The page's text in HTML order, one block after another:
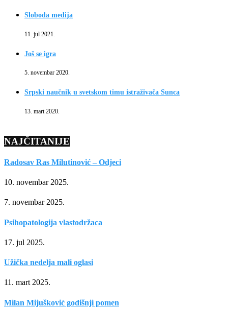
Sloboda medija
11. jul 2021.
Još se igra
5. novembar 2020.
Srpski naučnik u svetskom timu istraživača Sunca
13. mart 2020.
NAJČITANIJE
Radosav Ras Milutinović – Odjeci
10. novembar 2025.
7. novembar 2025.
Psihopatologija vlastodržaca
17. jul 2025.
Užička nedelja mali oglasi
11. mart 2025.
Milan Mijušković godišnji pomen